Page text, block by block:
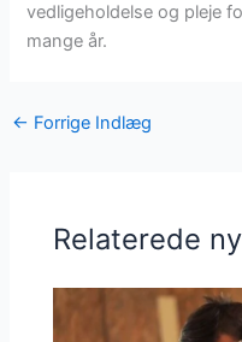
vedligeholdelse og pleje
mange år.
← Forrige Indlæg
Relaterede